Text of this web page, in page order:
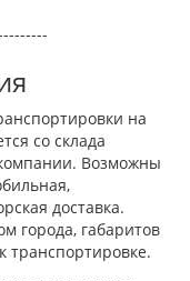
на
со склада
Возможны
доставка.
города, габаритов
транспортировке.